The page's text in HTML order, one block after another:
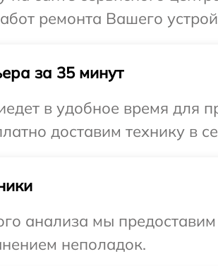
ремонта Вашего
за 35 минут
в удобное время для
доставим технику в
анализа мы
неполадок.